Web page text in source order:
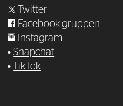
Twitter
Facebook-gruppen
Instagram
•Snapchat
•
TikTok